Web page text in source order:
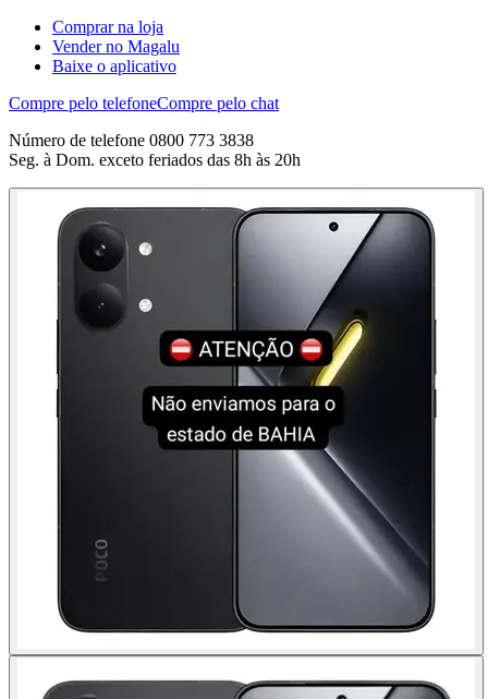
Comprar na loja
Vender no Magalu
Baixe o aplicativo
Compre pelo telefoneCompre pelo chat
Número de telefone 0800 773 3838
Seg. à Dom. exceto feriados das 8h às 20h